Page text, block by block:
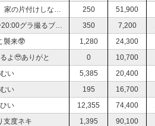
ラジオですまんね。家の片付けしながらニコゲー付き合ってよ 250
51,900
支度すゆ。19:00〜20:00グラ撮るブレイクスルーっていうのに出るのでみてね 350 7,200
襲来🥸 1,280
24,300
よ🥹ありがと 0
10,700
い 5,385
20,400
い 195
16,700
い 12,355 74,400
支度ネキ 1,395
90,100